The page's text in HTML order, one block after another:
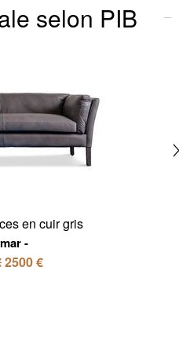
selon PIB
en cuir gris
2500 €